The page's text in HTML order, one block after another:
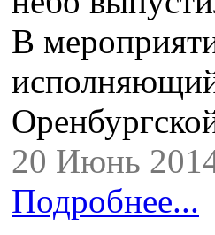
В
20 Июнь
Подробнее...